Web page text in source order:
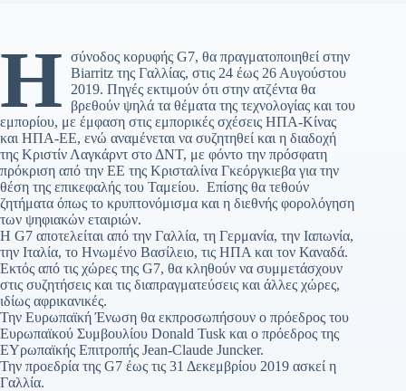
Η σύνοδος κορυφής G7, θα πραγματοποιηθεί στην
Biarritz της Γαλλίας, στις 24 έως 26 Αυγούστου
2019. Πηγές εκτιμούν ότι στην ατζέντα θα
βρεθούν ψηλά τα θέματα της τεχνολογίας και του
εμπορίου, με έμφαση στις εμπορικές σχέσεις ΗΠΑ-Κίνας
και ΗΠΑ-ΕΕ, ενώ αναμένεται να συζητηθεί και η διαδοχή
της Κριστίν Λαγκάρντ στο ΔΝΤ, με φόντο την πρόσφατη
πρόκριση από την ΕΕ της Κρισταλίνα Γκεόργκιεβα για την
θέση της επικεφαλής του Ταμείου. Επίσης θα τεθούν
ζητήματα όπως το κρυπτονόμισμα και η διεθνής φορολόγηση
των ψηφιακών εταιριών.
Η G7 αποτελείται από την Γαλλία, τη Γερμανία, την Ιαπωνία,
την Ιταλία, το Ηνωμένο Βασίλειο, τις ΗΠΑ και τον Καναδά.
Εκτός από τις χώρες της G7, θα κληθούν να συμμετάσχουν
στις συζητήσεις και τις διαπραγματεύσεις και άλλες χώρες,
ιδίως αφρικανικές.
Την Ευρωπαϊκή Ένωση θα εκπροσωπήσουν ο πρόεδρος του
Ευρωπαϊκού Συμβουλίου Donald Tusk και ο πρόεδρος της
ΕΥρωπαϊκής Επιτροπής Jean-Claude Juncker.
Την προεδρία της G7 έως τις 31 Δεκεμβρίου 2019 ασκεί η
Γαλλία.